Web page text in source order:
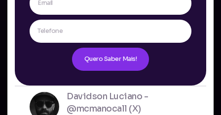
Quero Saber Mais!
Davidson Luciano -
@mcmanocall (X)